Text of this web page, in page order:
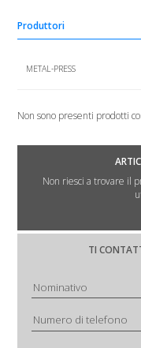
Produttori
METAL-PRESS
Non sono presenti prodotti
Non riesci a trovare il
TI